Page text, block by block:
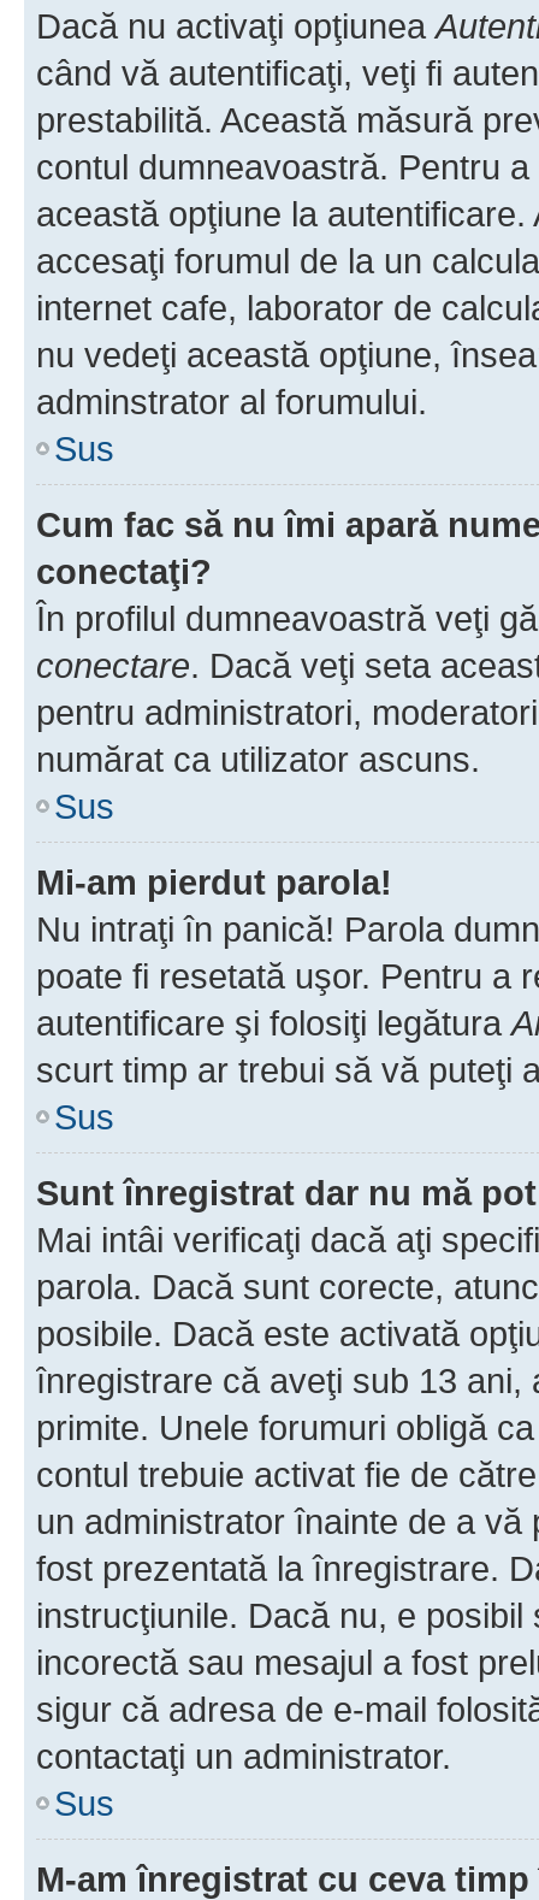
Dacă nu activaţi opţiunea
când vă autentificaţi, veţi fi
prestabilită. Această măsură
contul dumneavoastră. Pentru
această opţiune la
accesaţi forumul de la un
internet cafe, laborator de
nu vedeţi această opţiune,
adminstrator al forumului.
Sus
Cum fac să nu îmi apară
conectaţi?
În profilul dumneavoastră veţi
conectare. Dacă veţi seta
pentru administratori,
numărat ca utilizator ascuns.
Sus
Mi-am pierdut parola!
Nu intraţi în panică! Parola
poate fi resetată uşor. Pentru a
autentificare şi folosiţi legătura
scurt timp ar trebui să vă puteţi
Sus
Sunt înregistrat dar nu mă
Mai intâi verificaţi dacă aţi
parola. Dacă sunt corecte,
posibile. Dacă este activată
înregistrare că aveţi sub 13
primite. Unele forumuri obligă
contul trebuie activat fie de
un administrator înainte de a
fost prezentată la înregistrare.
instrucţiunile. Dacă nu, e
incorectă sau mesajul a fost
sigur că adresa de e-mail
contactaţi un administrator.
Sus
M-am înregistrat cu ceva